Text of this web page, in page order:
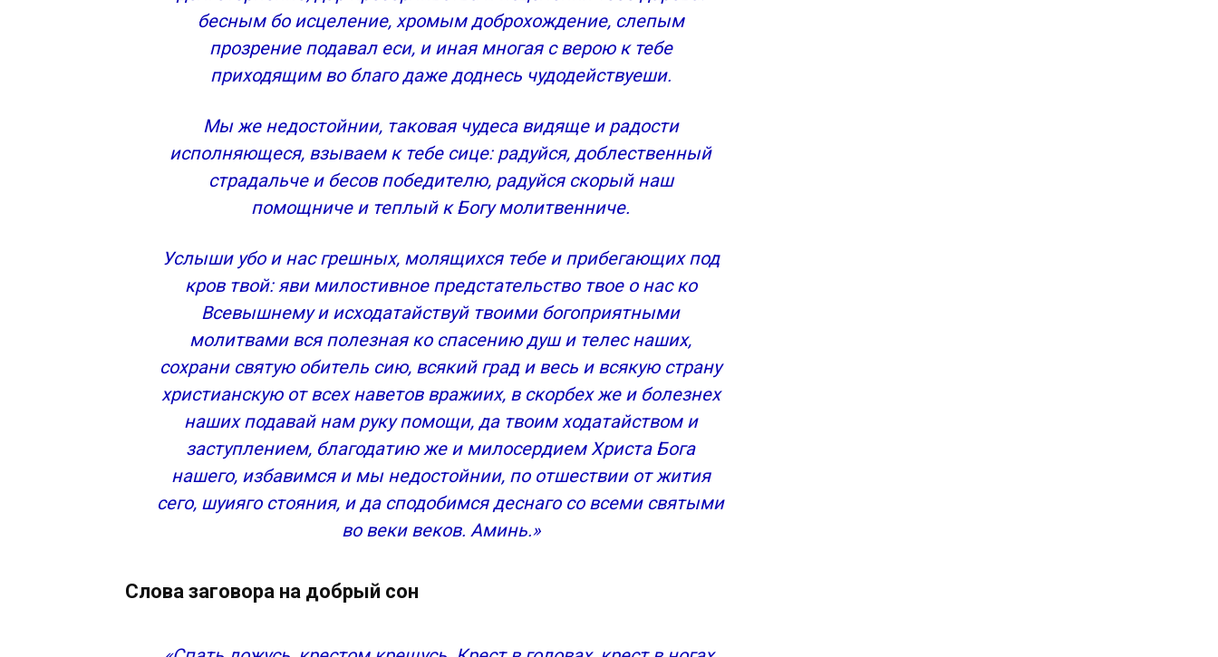
бесным бо исцеление, хромым доброхождение, слепым
прозрение подавал еси, и иная многая с верою к тебе
приходящим во благо даже доднесь чудодействуеши.
Мы же недостойнии, таковая чудеса видяще и радости
исполняющеся, взываем к тебе сице: радуйся, доблественный
страдальче и бесов победителю, радуйся скорый наш
помощниче и теплый к Богу молитвенниче.
Услыши убо и нас грешных, молящихся тебе и прибегающих под
кров твой: яви милостивное предстательство твое о нас ко
Всевышнему и исходатайствуй твоими богоприятными
молитвами вся полезная ко спасению душ и телес наших,
сохрани святую обитель сию, всякий град и весь и всякую страну
христианскую от всех наветов вражиих, в скорбех же и болезнех
наших подавай нам руку помощи, да твоим ходатайством и
заступлением, благодатию же и милосердием Христа Бога
нашего, избавимся и мы недостойнии, по отшествии от жития
сего, шуияго стояния, и да сподобимся деснаго со всеми святыми
во веки веков. Аминь.»
Слова заговора на добрый сон